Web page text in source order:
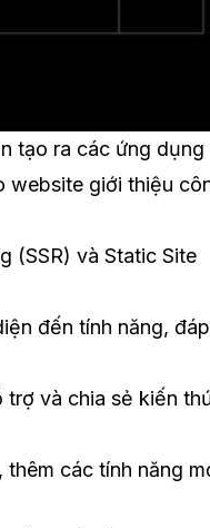
tạo ra các ứng dụng
website giới thiệu
(SSR) và Static Site
đến tính năng, đáp
trợ và chia sẻ kiến
các tính năng